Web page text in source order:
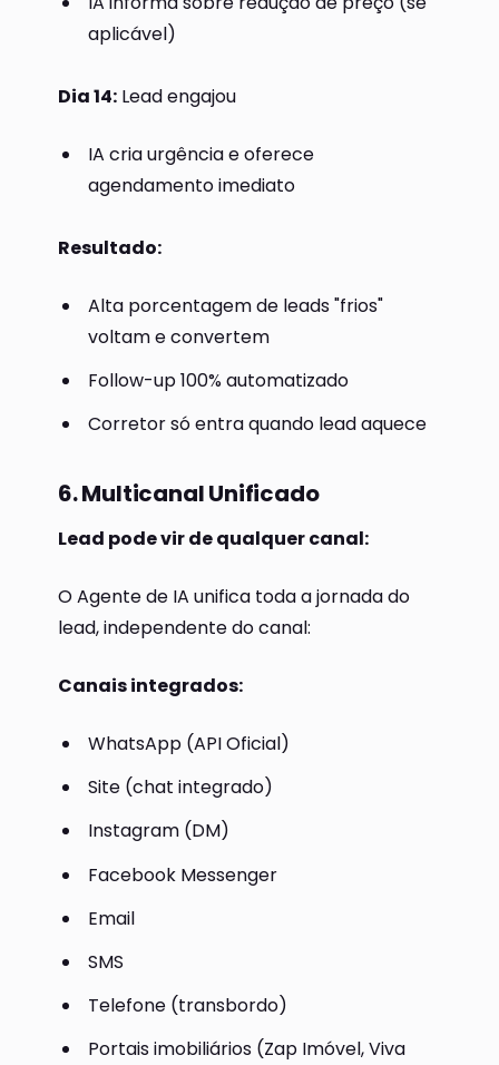
aplicável)
Dia 14: Lead engajou
IA cria urgência e oferece
agendamento imediato
Resultado:
Alta porcentagem de leads "frios"
voltam e convertem
Follow-up 100% automatizado
Corretor só entra quando lead aquece
6. Multicanal Unificado
Lead pode vir de qualquer canal:
O Agente de IA unifica toda a jornada do
lead, independente do canal:
Canais integrados:
WhatsApp (API Oficial)
Site (chat integrado)
Instagram (DM)
Facebook Messenger
Email
SMS
Telefone (transbordo)
Portais imobiliários (Zap Imóvel, Viva